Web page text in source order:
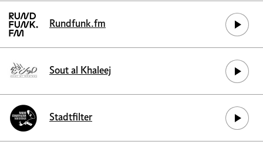
Rundfunk.fm
Sout al Khaleej
Stadtfilter